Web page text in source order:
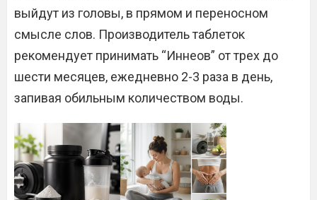
выйдут из головы, в прямом и переносном
смысле слов. Производитель таблеток
рекомендует принимать “Иннеов” от трех до
шести месяцев, ежедневно 2-3 раза в день,
запивая обильным количеством воды.